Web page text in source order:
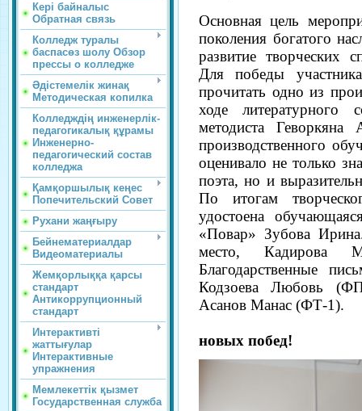
Кері байналыс
Обратная связь
Колледж туралы
баспасөз шолу Обзор
прессы о колледже
Әдістемелік жинақ
Методическая копилка
Колледждің инженерлік-
педагогикалық құрамы
Инженерно-
педагогический состав
колледжа
Қамқоршылық кеңес
Попечительский Совет
Рухани жаңғыру
Бейнематериалдар
Видеоматериалы
Жемқорлыққа қарсы
стандарт
Антикоррупционный
стандарт
Интерактивті
жаттығулар
Интерактивные
упражнения
Мемлекеттік қызмет
Государственная служба
Основная цель
поколения богатого
развитие творческих
Для победы
прочитать одно из
ходе литературного
методиста Геворкяна
производственного
оценивало не только
поэта, но и
По итогам
удостоена
«Повар» Зубова
место,
Благодарственные
Кодзоева Любовь
Асанов Манас (ФТ-1).
новых побед!